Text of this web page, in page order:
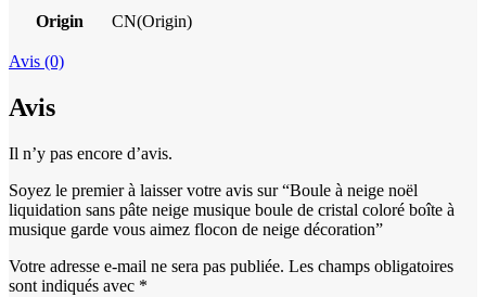
Origin CN(Origin)
Avis (0)
Avis
Il n’y pas encore d’avis.
Soyez le premier à laisser votre avis sur “Boule à neige noël
liquidation sans pâte neige musique boule de cristal coloré boîte à
musique garde vous aimez flocon de neige décoration”
Votre adresse e-mail ne sera pas publiée. Les champs obligatoires
sont indiqués avec *